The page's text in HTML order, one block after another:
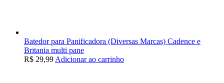
Batedor para Panificadora (Diversas Marcas) Cadence e
Britania multi pane
R$ 29,99Adicionar ao carrinho